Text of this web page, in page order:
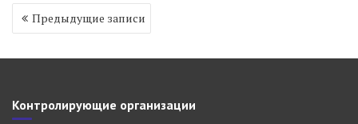
Навигация
по
Предыдущие записи
Контролирующие организации